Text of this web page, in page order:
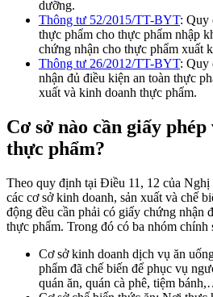
dưỡng.
Thông tư 52/2015/TT-BYT: Quy
thực phẩm cho thực phẩm nhập
chứng nhận cho thực phẩm xuất
Thông tư 26/2012/TT-BYT: Quy
nhận đủ điều kiện an toàn thực
xuất và kinh doanh thực phẩm.
Cơ sở nào cần giấy
thực phẩm?
Theo quy định tại Điều 11, 12 của
các cơ sở kinh doanh, sản xuất và chế
động đều cần phải có giấy chứng nhận
thực phẩm. Trong đó có ba nhóm chính
Cơ sở kinh doanh dịch vụ ăn
phẩm đã chế biến để phục vụ
quán ăn, quán cà phê, tiệm